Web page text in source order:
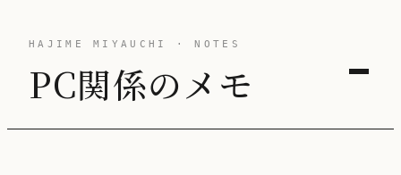
HAJIME MIYAUCHI · NOTES
PC関係のメモ